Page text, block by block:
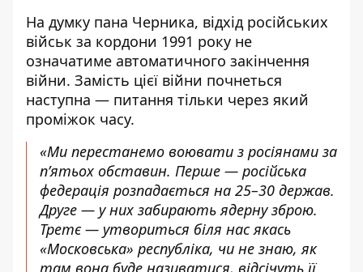
На думку пана Черника, відхід російських
військ за кордони 1991 року не
означатиме автоматичного закінчення
війни. Замість цієї війни почнеться
наступна — питання тільки через який
проміжок часу.
«Ми перестанемо воювати з росіянами за
п’ятьох обставин. Перше — російська
федерація розпадається на 25–30 держав.
Друге — у них забирають ядерну зброю.
Третє — утвориться біля нас якась
«Московська» республіка, чи не знаю, як
там вона буде називатися, відсічуть її